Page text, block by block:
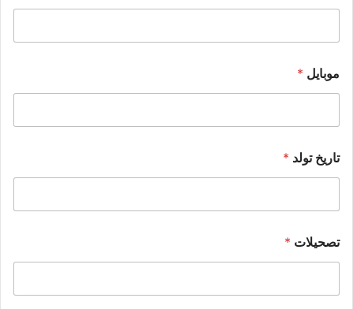
موبایل *
تاریخ تولد *
تصحیلات *